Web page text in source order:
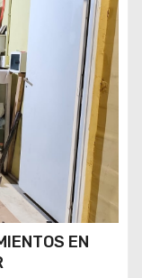
EN